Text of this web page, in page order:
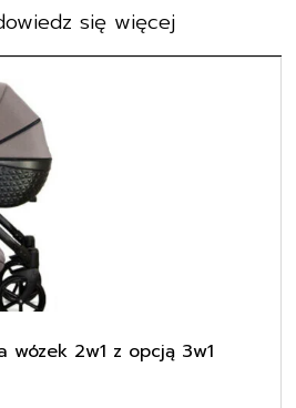
się więcej
wózek 2w1 z opcją 3w1